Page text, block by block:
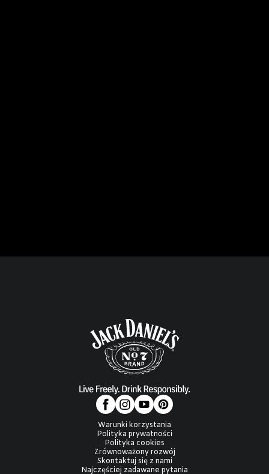
Warunki korzystania
Polityka prywatności
Polityka cookies
Zrównoważony rozwój
Skontaktuj się z nami
Najczęściej zadawane pytania